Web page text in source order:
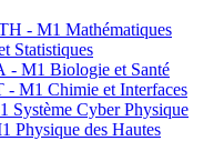
- M1 Mathématiques
Statistiques
M1 Biologie et Santé
M1 Chimie et Interfaces
Système Cyber Physique
Physique des Hautes